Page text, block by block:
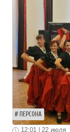
ПЕРСОНА
12:01 | 22 июля